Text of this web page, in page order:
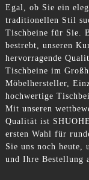
Egal, ob Sie ein
traditionellen Stil
Tischbeine für Sie.
bestrebt, unseren
hervorragende
Tischbeine im
Möbelhersteller,
hochwertige
Mit unseren
Qualität ist
ersten Wahl für
Sie uns noch heute,
und Ihre Bestellung